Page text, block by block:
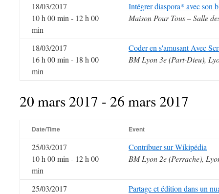
18/03/2017
10 h 00 min - 12 h 00
min
Intégrer diaspora* avec son
Maison Pour Tous – Salle
18/03/2017
16 h 00 min - 18 h 00
min
Coder en s'amusant Avec
BM Lyon 3e (Part-Dieu),
20 mars 2017 - 26 mars 2017
Date/Time Event
25/03/2017
10 h 00 min - 12 h 00
min
Contribuer sur Wikipédia
BM Lyon 2e (Perrache),
25/03/2017
Partage et édition dans un